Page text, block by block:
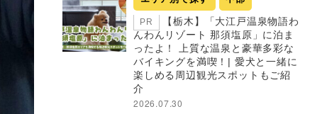
PR
【栃木】「大江戸温泉物語わ
んわんリゾート 那須塩原」に泊ま
ったよ！ 上質な温泉と豪華多彩な
バイキングを満喫！| 愛犬と一緒に
楽しめる周辺観光スポットもご紹
介
2026.07.30